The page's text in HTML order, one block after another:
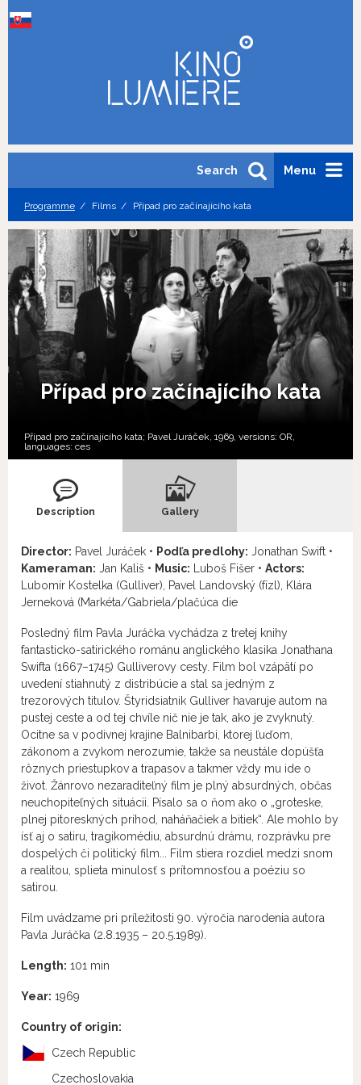
Menu
Search
Programme Films Případ pro začínajícího kata
Případ pro začínajícího kata
Případ pro začínajícího kata; Pavel Juráček, 1969, versions: OR,
languages: ces
Description Gallery
Director: Pavel Juráček • Podľa predlohy: Jonathan Swift •
Kameraman: Jan Kališ • Music: Luboš Fišer • Actors:
Lubomír Kostelka (Gulliver), Pavel Landovský (fízl), Klára
Jerneková (Markéta/Gabriela/plačúca die
Posledný film Pavla Juráčka vychádza z tretej knihy
fantasticko-satirického románu anglického klasika Jonathana
Swifta (1667–1745) Gulliverovy cesty. Film bol vzápätí po
uvedení stiahnutý z distribúcie a stal sa jedným z
trezorových titulov. Štyridsiatnik Gulliver havaruje autom na
pustej ceste a od tej chvíle nič nie je tak, ako je zvyknutý.
Ocitne sa v podivnej krajine Balnibarbi, ktorej ľuďom,
zákonom a zvykom nerozumie, takže sa neustále dopúšťa
rôznych priestupkov a trapasov a takmer vždy mu ide o
život. Žánrovo nezaraditeľný film je plný absurdných, občas
neuchopiteľných situácii. Písalo sa o ňom ako o „groteske,
plnej pitoreskných príhod, naháňačiek a bitiek“. Ale mohlo by
ísť aj o satiru, tragikomédiu, absurdnú drámu, rozprávku pre
dospelých či politický film... Film stiera rozdiel medzi snom
a realitou, splieta minulosť s prítomnosťou a poéziu so
satirou.
Film uvádzame pri príležitosti 90. výročia narodenia autora
Pavla Juráčka (2.8.1935 – 20.5.1989).
Length: 101 min
Year: 1969
Country of origin:
Czech Republic
Czechoslovakia